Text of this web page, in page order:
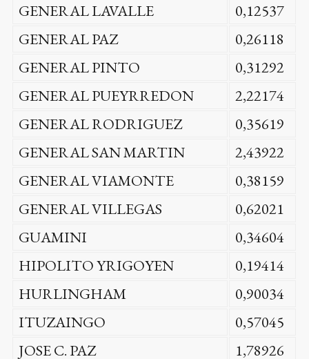
GENERAL LAVALLE
0,12537
GENERAL PAZ
0,26118
GENERAL PINTO
0,31292
GENERAL PUEYRREDON
2,22174
GENERAL RODRIGUEZ
0,35619
GENERAL SAN MARTIN
2,43922
GENERAL VIAMONTE
0,38159
GENERAL VILLEGAS
0,62021
GUAMINI
0,34604
HIPOLITO YRIGOYEN
0,19414
HURLINGHAM
0,90034
ITUZAINGO
0,57045
JOSE C. PAZ
1,78926